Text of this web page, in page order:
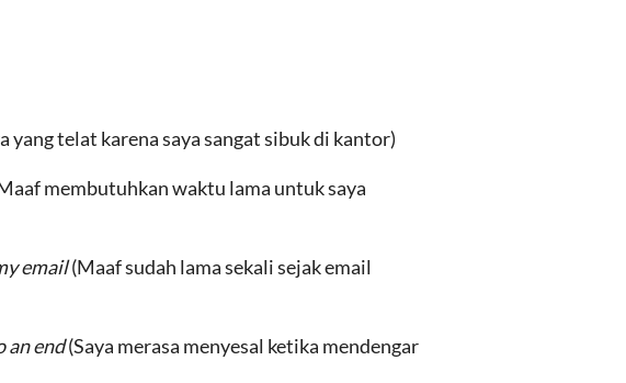
yang telat karena saya sangat sibuk di kantor)
membutuhkan waktu lama untuk saya
email(Maaf sudah lama sekali sejak email
an end(Saya merasa menyesal ketika mendengar